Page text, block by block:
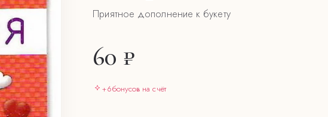
Приятное дополнение к букету
60 ₽
+6бонусов на счёт